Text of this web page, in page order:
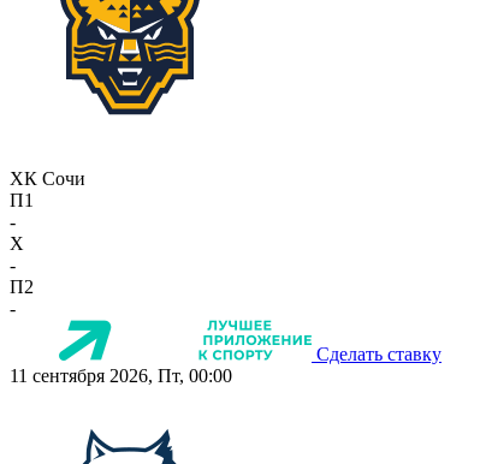
ХК Сочи
П1
-
X
-
П2
-
Сделать ставку
11 сентября 2026, Пт, 00:00